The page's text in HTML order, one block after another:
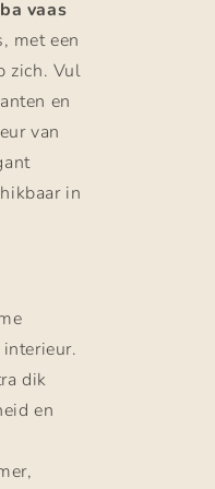
vaas
met een
zich. Vul
en
van
in
dik
en